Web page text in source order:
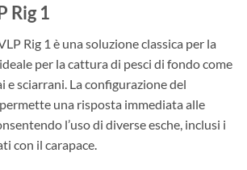
Rig 1
Rig 1 è una soluzione classica per la
per la cattura di pesci di fondo come
e sciarrani. La configurazione del
una risposta immediata alle
l’uso di diverse esche, inclusi i
con il carapace.